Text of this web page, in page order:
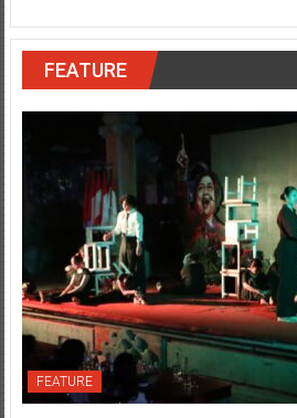
FEATURE
FEATURE